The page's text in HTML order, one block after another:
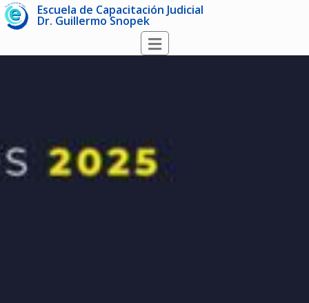
Escuela de Capacitación Judicial
Dr. Guillermo Snopek